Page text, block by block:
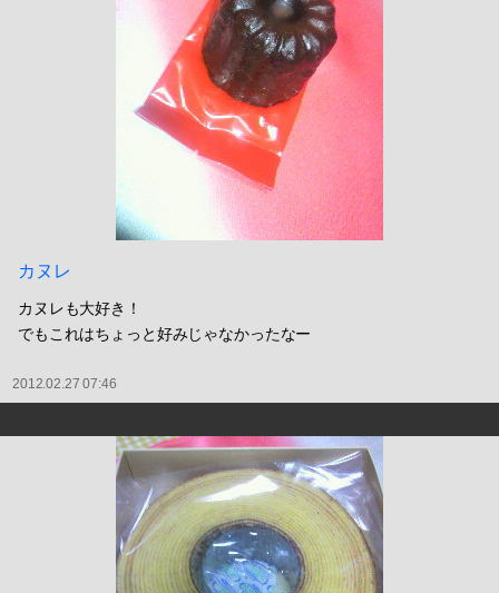
カヌレ
カヌレも大好き！
でもこれはちょっと好みじゃなかったなー
2012.02.27 07:46